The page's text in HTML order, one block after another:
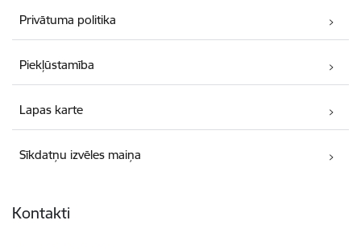
Privātuma politika
Piekļūstamība
Lapas karte
Sīkdatņu izvēles maiņa
Kontakti